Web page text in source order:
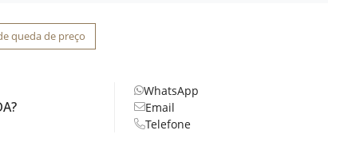
queda de preço
WhatsApp
Email
Telefone